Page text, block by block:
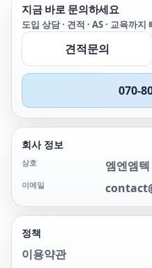
지금 바로 문의하세요
도입 상담 · 견적 · AS · 교육까
견적문의
070-
회사 정보
상호 엠엔엠텍
이메일
정책
이용약관